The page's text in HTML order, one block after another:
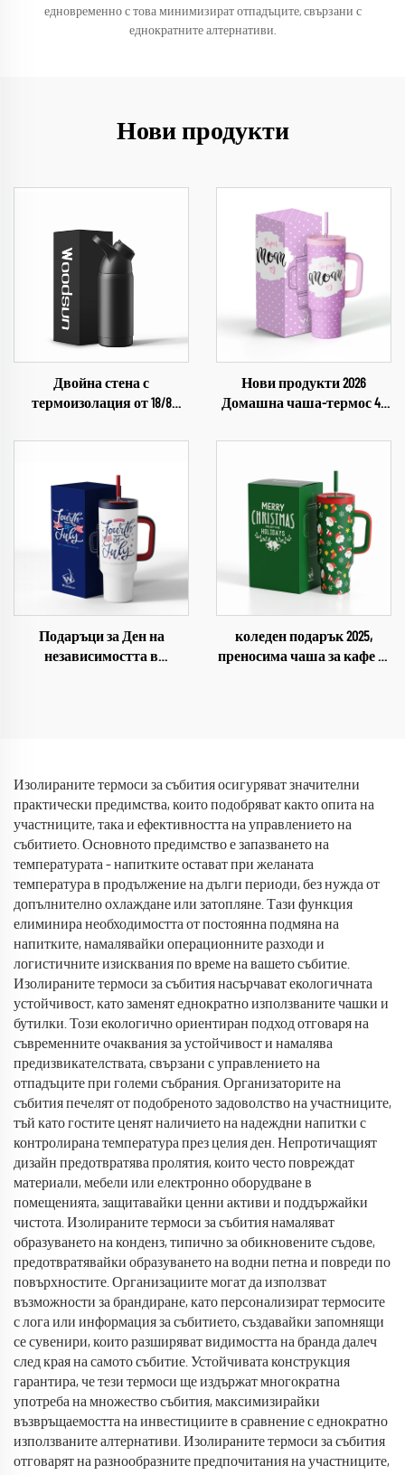
едновременно с това минимизират отпадъците, свързани с
еднократните алтернативи.
Нови продукти
Двойна стена с
термоизолация от 18/8
деца, вакуумна бутилка за
Нови продукти 2026
Домашна чаша-термос 40
капаче за чашки за Ден на
Подаръци за Ден на
независимостта в
коледен подарък 2025,
преносима чаша за кафе за
Изолираните термоси за събития осигуряват значителни
практически предимства, които подобряват както опита на
участниците, така и ефективността на управлението на
събитието. Основното предимство е запазването на
температурата – напитките остават при желаната
температура в продължение на дълги периоди, без нужда от
допълнително охлаждане или затопляне. Тази функция
елиминира необходимостта от постоянна подмяна на
напитките, намалявайки операционните разходи и
логистичните изисквания по време на вашето събитие.
Изолираните термоси за събития насърчават екологичната
устойчивост, като заменят еднократно използваните чашки и
бутилки. Този екологично ориентиран подход отговаря на
съвременните очаквания за устойчивост и намалява
предизвикателствата, свързани с управлението на
отпадъците при големи събрания. Организаторите на
събития печелят от подобреното задоволство на участниците,
тъй като гостите ценят наличието на надеждни напитки с
контролирана температура през целия ден. Непротичащият
дизайн предотвратява пролятия, които често повреждат
материали, мебели или електронно оборудване в
помещенията, защитавайки ценни активи и поддържайки
чистота. Изолираните термоси за събития намаляват
образуването на конденз, типично за обикновените съдове,
предотвратявайки образуването на водни петна и повреди по
повърхностите. Организациите могат да използват
възможности за брандиране, като персонализират термосите
с лога или информация за събитието, създавайки запомнящи
се сувенири, които разширяват видимостта на бранда далеч
след края на самото събитие. Устойчивата конструкция
гарантира, че тези термоси ще издържат многократна
употреба на множество събития, максимизирайки
възвръщаемостта на инвестициите в сравнение с еднократно
използваните алтернативи. Изолираните термоси за събития
отговарят на разнообразните предпочитания на участниците,